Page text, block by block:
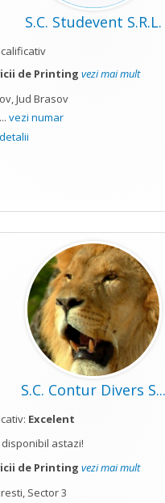
S.C. Studevent S.R.L.
de Printing vezi mai mult
Jud Brasov
vezi numar
S.C. Contur Divers S...
Excelent
disponibil astazi!
de Printing vezi mai mult
Sector 3